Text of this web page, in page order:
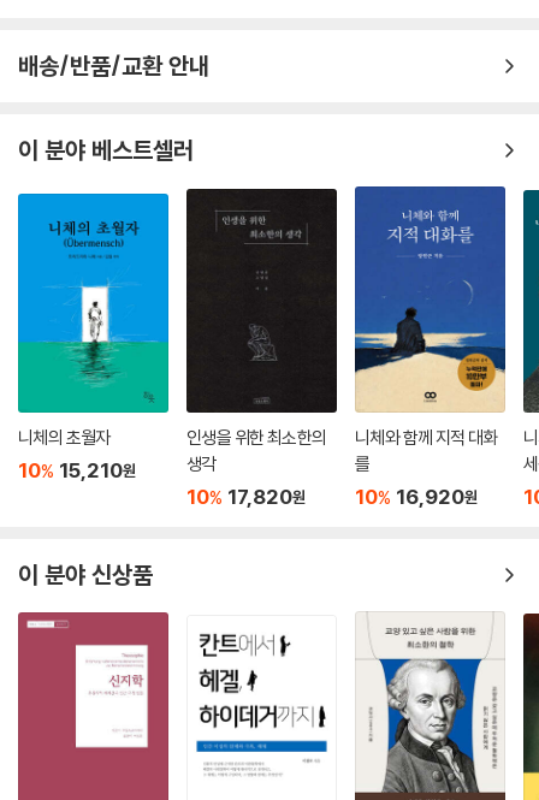
로 연구한다고 대답한다.
해 버린다. 봉합이란 문제의 심층적인 전제를 정합성 있게 해명하지 않고,
떠오르는 답을 그럴듯하게 덧붙이는 태도를 뜻한다. 문제를 결론과 수사로
꿰매어서 핵심을 보이지 않게 만들고 다양한 문제 사이에서 일관성 있게
사고할 수 있는 원칙을 제시하지 않는다. 샌델은 중요한 정치철학적 문제
를 두고 직관과 감성을 근거로 들어 결론을 내리면서 미덕, 타락, 비하 같은
문학적 수사를 붙여 정당화한다.
정치철학은 시민들에게 이성적으로 납득할 수 있는 문제 해결의 지침을 제
공해야 한다. 숨겨진 심층적인 전제를 밝히고, 시민들이 문제를 둘러싼 원
칙과 근거를 파악할 수 있도록 도와야 한다. 마이클 샌델의 철학은 오히려
문제를 흐릿하게 만들고 이성적 탐구를 방해한다.
샌델은 “전차의 딜레마”를 해결했을까?
이 사례를 통해 도덕적 딜레마를 해결하는 정치철학의 필요성을 역설한다.
정치철학자 마이클 샌델은 딜레마를 해결했을까?
전차의 브레이크가 고장 났다. 이대로는 철로 위에서 일하고 있는 인부 다
섯 명을 덮치고 만다. 첫 번째 상황. 전차의 경로를 비상 철로로 바꾸면 철
로 위에 있는 행인 한 명이 죽는다. 당신은 선로를 변경하겠는가? 두 번째
상황. 당신은 다리 위에서 전차가 달려오는 모습을 보고 있다. 당신 옆에는
덩치 큰 행인이 서 있다. 행인을 밀어서 기차에 부딪히게 만들면 인부 다섯
명을 구할 수 있는 상황이다. 당신은 행인을 밀어 인부 다섯 명을 구하겠는
배송/반품/교환 안내
이 분야 베스트셀러
니체의 초월자
10% 15,210원
인생을 위한 최소한의
생각
10% 17,820원
니체와 함께 지적 대화
를
10% 16,920원
이 분야 신상품